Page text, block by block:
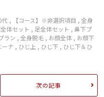
代 , 【コース】※非選択項目 ,全身
体セット , 足全体セット ,鼻下プ
ラン ,全身脱毛 , お顔全体 , お顔下
ーナ , ひじ上 , ひじ下 , ひじ下＆ひ
次の記事